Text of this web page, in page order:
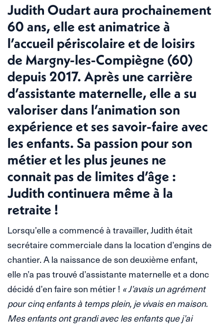
Judith Oudart aura prochainement
60 ans, elle est animatrice à
l’accueil périscolaire et de loisirs
de Margny-les-Compiègne (60)
depuis 2017. Après une carrière
d’assistante maternelle, elle a su
valoriser dans l’animation son
expérience et ses savoir-faire avec
les enfants. Sa passion pour son
métier et les plus jeunes ne
connait pas de limites d’âge :
Judith continuera même à la
retraite !
Lorsqu’elle a commencé à travailler, Judith était
secrétaire commerciale dans la location d’engins de
chantier. A la naissance de son deuxième enfant,
elle n’a pas trouvé d’assistante maternelle et a donc
décidé d’en faire son métier ! « J’avais un agrément
pour cinq enfants à temps plein, je vivais en maison.
Mes enfants ont grandi avec les enfants que j’ai